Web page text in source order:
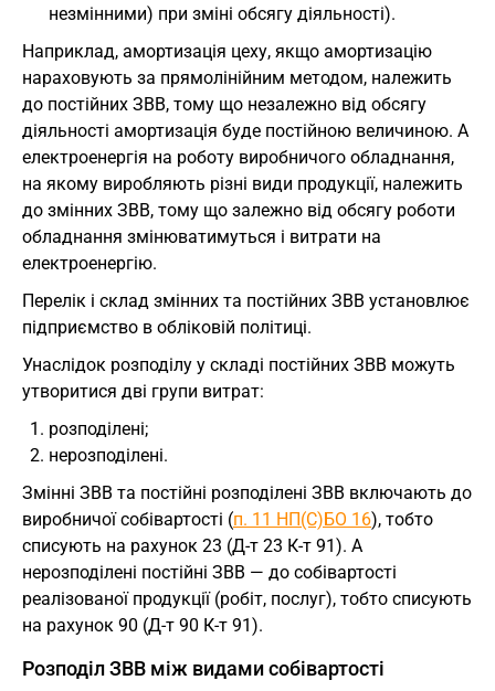
незмінними) при зміні обсягу діяльності).
Наприклад, амортизація цеху, якщо амортизацію
нараховують за прямолінійним методом, належить
до постійних ЗВВ, тому що незалежно від обсягу
діяльності амортизація буде постійною величиною. А
електроенергія на роботу виробничого обладнання,
на якому виробляють різні види продукції, належить
до змінних ЗВВ, тому що залежно від обсягу роботи
обладнання змінюватимуться і витрати на
електроенергію.
Перелік і склад змінних та постійних ЗВВ установлює
підприємство в обліковій політиці.
Унаслідок розподілу у складі постійних ЗВВ можуть
утворитися дві групи витрат:
розподілені;
нерозподілені.
Змінні ЗВВ та постійні розподілені ЗВВ включають до
виробничої собівартості (п. 11 НП(С)БО 16), тобто
списують на рахунок 23 (Д-т 23 К-т 91). А
нерозподілені постійні ЗВВ — до собівартості
реалізованої продукції (робіт, послуг), тобто списують
на рахунок 90 (Д-т 90 К-т 91).
Розподіл ЗВВ між видами собівартості